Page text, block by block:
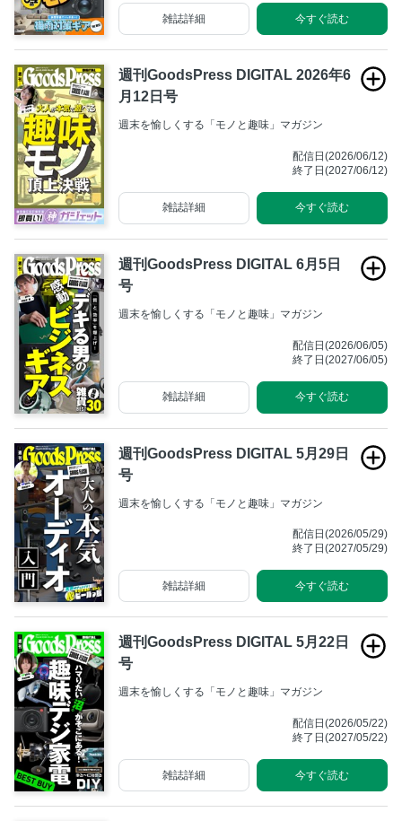
今すぐ読む
雑誌詳細
週刊GoodsPress DIGITAL 2026年6
月12日号
週末を愉しくする「モノと趣味」マガジン
配信日(2026/06/12)
終了日(2027/06/12)
今すぐ読む
雑誌詳細
週刊GoodsPress DIGITAL 6月5日
号
週末を愉しくする「モノと趣味」マガジン
配信日(2026/06/05)
終了日(2027/06/05)
今すぐ読む
雑誌詳細
週刊GoodsPress DIGITAL 5月29日
号
週末を愉しくする「モノと趣味」マガジン
配信日(2026/05/29)
終了日(2027/05/29)
今すぐ読む
雑誌詳細
週刊GoodsPress DIGITAL 5月22日
号
週末を愉しくする「モノと趣味」マガジン
配信日(2026/05/22)
終了日(2027/05/22)
今すぐ読む
雑誌詳細